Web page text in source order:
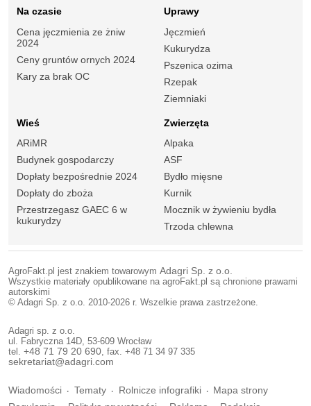
Na czasie
Cena jęczmienia ze żniw
2024
Ceny gruntów ornych 2024
Kary za brak OC
Uprawy
Jęczmień
Kukurydza
Pszenica ozima
Rzepak
Ziemniaki
Wieś
ARiMR
Budynek gospodarczy
Dopłaty bezpośrednie 2024
Dopłaty do zboża
Przestrzegasz GAEC 6 w
kukurydzy
Zwierzęta
Alpaka
ASF
Bydło mięsne
Kurnik
Mocznik w żywieniu bydła
Trzoda chlewna
AgroFakt.pl jest znakiem towarowym Adagri Sp. z o.o.
Wszystkie materiały opublikowane na agroFakt.pl są chronione prawami
autorskimi
© Adagri Sp. z o.o. 2010-2026 r. Wszelkie prawa zastrzeżone.
Adagri sp. z o.o.
ul. Fabryczna 14D, 53-609 Wrocław
tel. +48 71 79 20 690 , fax. +48 71 34 97 335
sekretariat@adagri.com
Wiadomości Tematy Rolnicze infografiki
Mapa strony